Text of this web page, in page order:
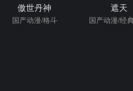
傲世丹神
国产动漫/格斗
遮天